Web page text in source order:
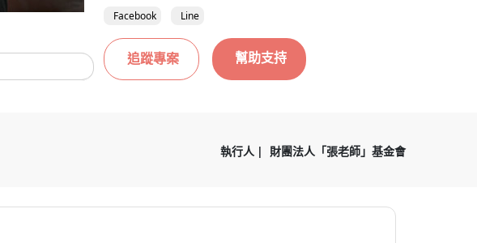
Facebook Line
追蹤專案 幫助支持
執行人 財團法人「張老師」基金會